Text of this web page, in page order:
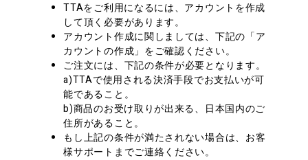
TTAをご利用になるには、アカウントを作成
して頂く必要があります。
アカウント作成に関しましては、下記の「ア
カウントの作成」をご確認ください。
ご注文には、下記の条件が必要となります。
a)TTAで使用される決済手段でお支払いが可
能であること。
b)商品のお受け取りが出来る、日本国内のご
住所があること。
もし上記の条件が満たされない場合は、お客
様サポートまでご連絡ください。